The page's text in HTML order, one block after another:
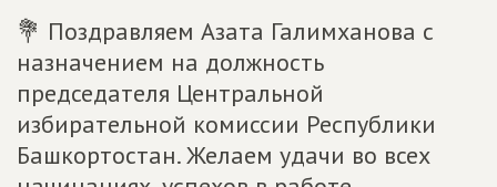
💐 Поздравляем Азата Галимханова с
назначением на должность
председателя Центральной
избирательной комиссии Республики
Башкортостан. Желаем удачи во всех